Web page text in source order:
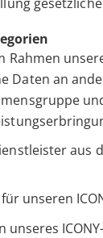
Daten an
aus
unseren